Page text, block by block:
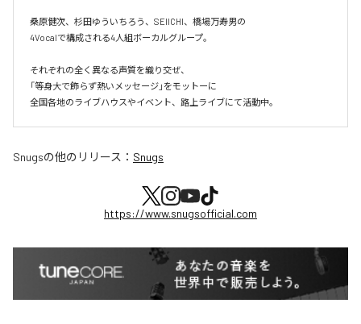
桑原健次、杉田ゆういちろう、SEIICHI、橋場万寿男の
4Vocalで構成される4人組ボーカルグループ。
それぞれの全く異なる声質を織り交ぜ、
「等身大で飾らず熱いメッセージ」をモットーに
全国各地のライブハウスやイベント、路上ライブにて活動中。
Snugsの他のリリース： Snugs
https://www.snugsofficial.com